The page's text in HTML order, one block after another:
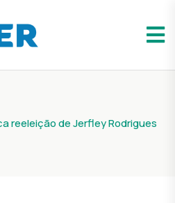
reeleição de Jerfley Rodrigues